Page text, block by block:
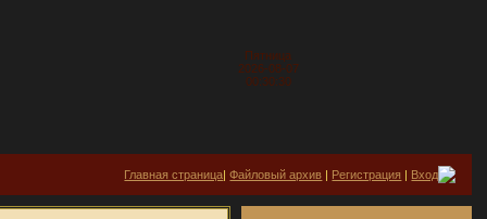
Пятница
2026-08-07
00:30:30
Главная страница|Файловый архив | Регистрация | Вход